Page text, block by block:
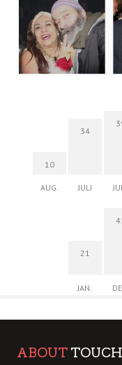
10
AUG.
34
JULI
21
JAN.
ABOUT